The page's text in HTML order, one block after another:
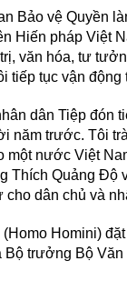
Bảo vệ Quyền
Hiến pháp Việt
văn hóa, tư
tiếp tục vận động
dân Tiệp đón
năm trước. Tôi
một nước Việt
Thích Quảng Ðộ
dân chủ và
Homini)
trưởng Bộ